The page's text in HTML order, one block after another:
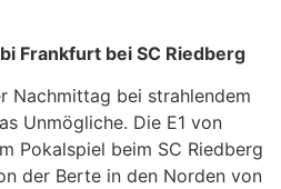
Frankfurt bei SC Riedberg
Nachmittag bei strahlendem
Unmögliche. Die E1 von
Pokalspiel beim SC Riedberg
der Berte in den Norden von